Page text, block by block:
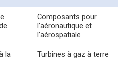
la
Composants pour
l’aéronautique et
l’aérospatiale
Turbines à gaz à terre